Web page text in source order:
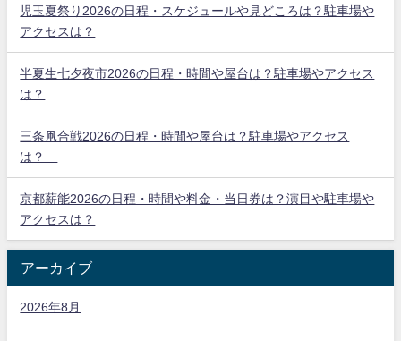
児玉夏祭り2026の日程・スケジュールや見どころは？駐車場や
アクセスは？
半夏生七夕夜市2026の日程・時間や屋台は？駐車場やアクセス
は？
三条凧合戦2026の日程・時間や屋台は？駐車場やアクセス
は？
京都薪能2026の日程・時間や料金・当日券は？演目や駐車場や
アクセスは？
アーカイブ
2026年8月